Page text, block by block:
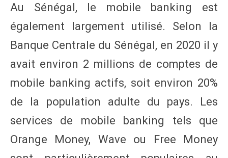
Au Sénégal, le mobile banking est
également largement utilisé. Selon la
Banque Centrale du Sénégal, en 2020 il y
avait environ 2 millions de comptes de
mobile banking actifs, soit environ 20%
de la population adulte du pays. Les
services de mobile banking tels que
Orange Money, Wave ou Free Money